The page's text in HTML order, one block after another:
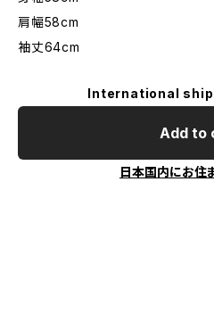
肩幅58cm
袖丈64cm
International
Add to
日本国内にお住